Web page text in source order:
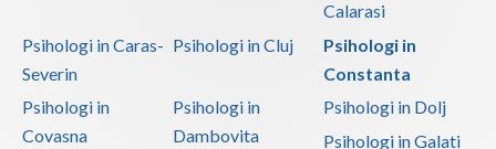
Psihoterapie - Interventie psihoterapeutica in ... (7)
Psihoterapie - Interventie psihoterapeutica in ... (9)
Psihoterapie - Interventie psihoterapeutica in ... (8)
Psihoterapie - Interventie psihoterapeutica in ... (6)
Calarasi
Psihologi in Caras-
Severin
Psihologi in Cluj
Psihologi in
Constanta
Psihologi in
Covasna
Psihologi in
Dambovita
Psihologi in Dolj
Psihologi in Galati